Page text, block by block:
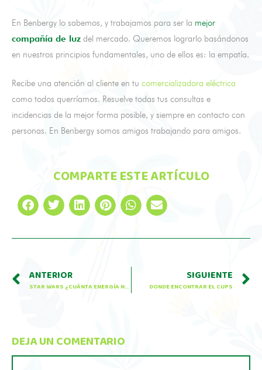
En Benbergy lo sabemos, y trabajamos para ser la mejor
compañía de luz del mercado. Queremos lograrlo basándonos
en nuestros principios fundamentales, uno de ellos es: la empatía.
Recibe una atención al cliente en tu comercializadora eléctrica
como todos querríamos. Resuelve todas tus consultas e
incidencias de la mejor forma posible, y siempre en contacto con
personas. En Benbergy somos amigos trabajando para amigos.
COMPARTE ESTE ARTÍCULO
ANTERIOR
STAR WARS ¿CUÁNTA ENERGÍA NECESITARÍA UNA ESPADA JEDI?
SIGUIENTE
DONDE ENCONTRAR EL CUPS
DEJA UN COMENTARIO